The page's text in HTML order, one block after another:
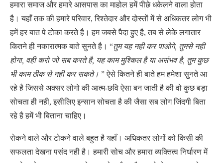
हमारा समाज और हमारे आसपास का माहोल हमें पीछे धकेलने वाला होता
है। यहाँ तक की हमारे परिवार, रिश्तेदार और दोस्तों में से अधिकतर लोग भी
हमें हर बात पे टोका करते है। हम जबसे पैदा हुए है, तब से लेके लगातार
कितने ही नकारात्मक बाते सुनते है। “तुम यह नही कर पाओगे, तुमसे नही
होगा, वही करो जो सब करते है, यह काम मुश्किल है या असंभव है, तुम कुछ
भी काम ठीक से नही कर सकते। ” ऐसे कितने ही बाते हम हमेशा सुनते आ
रहे है जिससे अक्सर लोगो की आत्म-छवि ऐसा बन जाती है की वो कुछ बड़ा
सोचता ही नही, इसीलिए इन्सान सोचता है की जैसा सब लोग जिंदगी बिता
रहे है हमें भी बिताना चाहिए।
रोकने वाले और टोकने वाले बहुत है यहाँ। अधिकतर लोगों को किसी की
सफलता देखना पसंद नही है। हमारी सोच और हमारा व्यक्तित्व निर्धारण में